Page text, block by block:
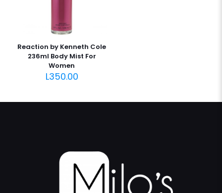
Reaction by Kenneth Cole
236ml Body Mist For
Women
L350.00